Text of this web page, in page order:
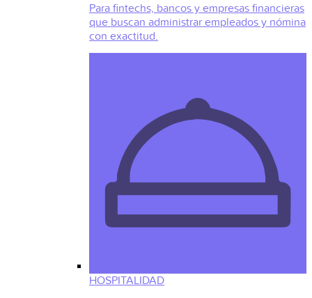
Para fintechs, bancos y empresas financieras
que buscan administrar empleados y nómina
con exactitud.
HOSPITALIDAD